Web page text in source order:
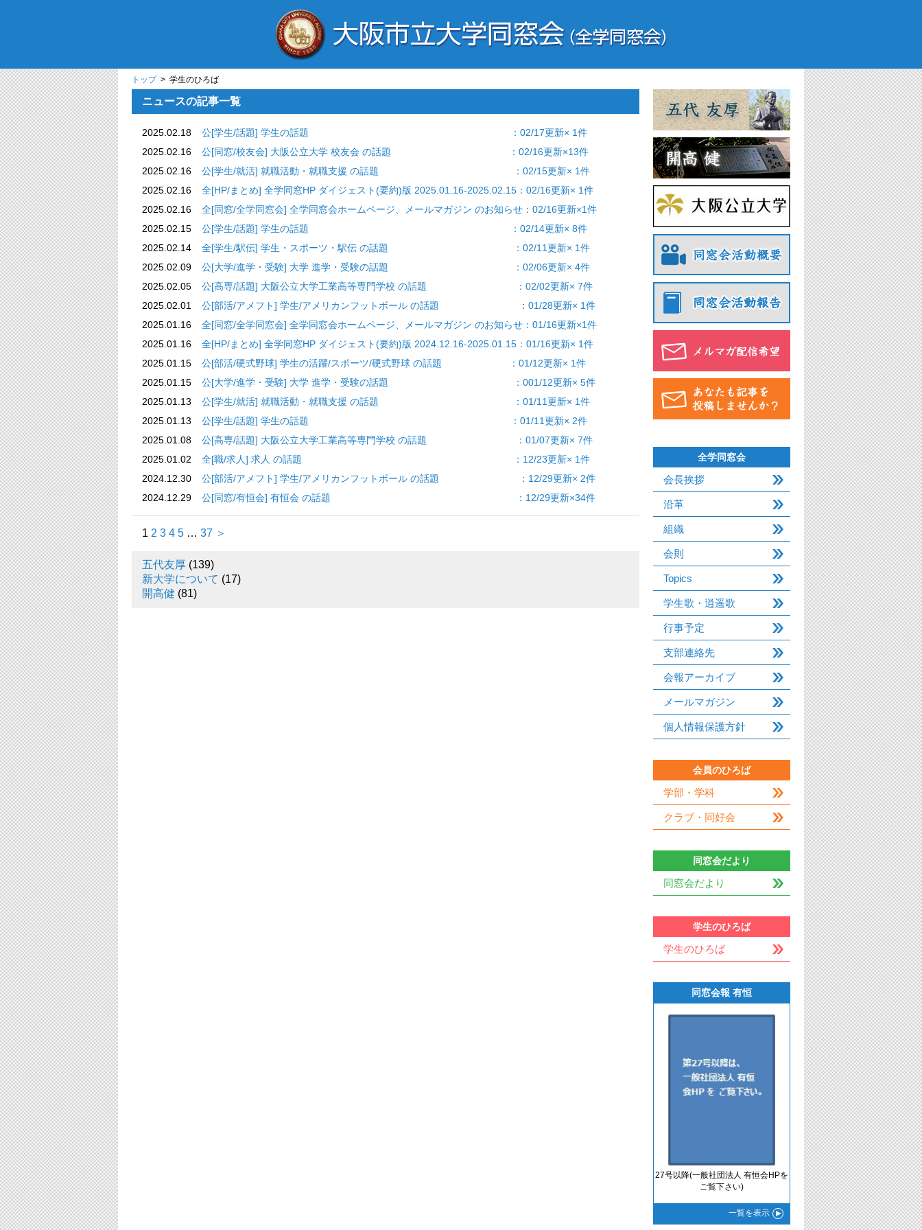
トップ> 学生のひろば
ニュースの記事一覧
2025.02.18
公[学生/話題] 学生の話題 ：02/17更新× 1件
2025.02.16
公[同窓/校友会] 大阪公立大学 校友会 の話題 ：02/16更新×13件
2025.02.16
公[学生/就活] 就職活動・就職支援 の話題 ：02/15更新× 1件
2025.02.16
全[HP/まとめ] 全学同窓HP ダイジェスト(要約)版 2025.01.16-2025.02.15：02/16更新× 1件
2025.02.16
全[同窓/全学同窓会] 全学同窓会ホームページ、メールマガジン のお知らせ：02/16更新×1件
2025.02.15
公[学生/話題] 学生の話題 ：02/14更新× 8件
2025.02.14
全[学生/駅伝] 学生・スポーツ・駅伝 の話題 ：02/11更新× 1件
2025.02.09
公[大学/進学・受験] 大学 進学・受験の話題 ：02/06更新× 4件
2025.02.05
公[高専/話題] 大阪公立大学工業高等専門学校 の話題 ：02/02更新× 7件
2025.02.01
公[部活/アメフト] 学生/アメリカンフットボール の話題 ：01/28更新× 1件
2025.01.16
全[同窓/全学同窓会] 全学同窓会ホームページ、メールマガジン のお知らせ：01/16更新×1件
2025.01.16
全[HP/まとめ] 全学同窓HP ダイジェスト(要約)版 2024.12.16-2025.01.15：01/16更新× 1件
2025.01.15
公[部活/硬式野球] 学生の活躍/スポーツ/硬式野球 の話題 ：01/12更新× 1件
2025.01.15
公[大学/進学・受験] 大学 進学・受験の話題 ：001/12更新× 5件
2025.01.13
公[学生/就活] 就職活動・就職支援 の話題 ：01/11更新× 1件
2025.01.13
公[学生/話題] 学生の話題 ：01/11更新× 2件
2025.01.08
公[高専/話題] 大阪公立大学工業高等専門学校 の話題 ：01/07更新× 7件
2025.01.02
全[職/求人] 求人 の話題 ：12/23更新× 1件
2024.12.30
公[部活/アメフト] 学生/アメリカンフットボール の話題 ：12/29更新× 2件
2024.12.29
公[同窓/有恒会] 有恒会 の話題 ：12/29更新×34件
1 2 3 4 5 … 37 ＞
五代友厚 (139)
新大学について (17)
開高健 (81)
全学同窓会
会長挨拶
沿革
組織
会則
Topics
学生歌・逍遥歌
行事予定
支部連絡先
会報アーカイブ
メールマガジン
個人情報保護方針
会員のひろば
学部・学科
クラブ・同好会
同窓会だより
同窓会だより
学生のひろば
学生のひろば
同窓会報 有恒
27号以降(一般社団法人 有恒会HPを
ご覧下さい)
一覧を表示